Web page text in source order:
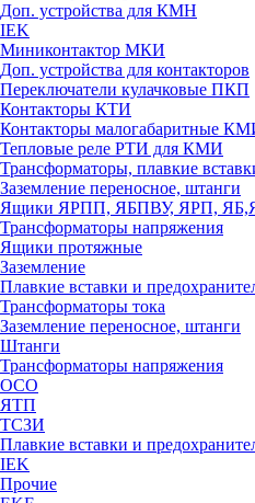
Доп. устройства для КМН
IEK
Миниконтактор МКИ
Доп. устройства для контакторов
Переключатели кулачковые ПКП
Контакторы КТИ
Контакторы малогабаритные
Тепловые реле РTИ для КМИ
Трансформаторы, плавкие
Заземление переносное, штанги
Ящики ЯРПП, ЯБПВУ, ЯРП,
Трансформаторы напряжения
Ящики протяжные
Заземление
Плавкие вставки и
Трансформаторы тока
Заземление переносное, штанги
Штанги
Трансформаторы напряжения
ОСО
ЯТП
ТСЗИ
Плавкие вставки и
IEK
Прочие